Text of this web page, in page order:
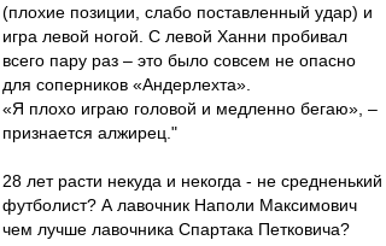
(плохие позиции, слабо поставленный удар) и
игра левой ногой. С левой Ханни пробивал
всего пару раз – это было совсем не опасно
для соперников «Андерлехта».
«Я плохо играю головой и медленно бегаю», –
признается алжирец."
28 лет расти некуда и некогда - не средненький
футболист? А лавочник Наполи Максимович
чем лучше лавочника Спартака Петковича?